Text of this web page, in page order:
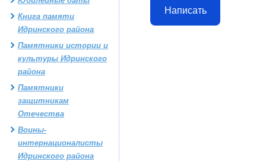
Книга памяти
Идринского района
Памятники истории и
культуры Идринского
района
Памятники
защитникам
Отечества
Воины-
интернационалисты
Идринского района
Написать